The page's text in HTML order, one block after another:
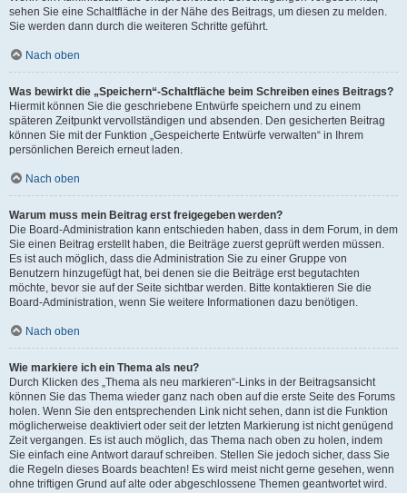
sehen Sie eine Schaltfläche in der Nähe des Beitrags, um diesen zu melden.
Sie werden dann durch die weiteren Schritte geführt.
Nach oben
Was bewirkt die „Speichern“-Schaltfläche beim Schreiben eines Beitrags?
Hiermit können Sie die geschriebene Entwürfe speichern und zu einem
späteren Zeitpunkt vervollständigen und absenden. Den gesicherten Beitrag
können Sie mit der Funktion „Gespeicherte Entwürfe verwalten“ in Ihrem
persönlichen Bereich erneut laden.
Nach oben
Warum muss mein Beitrag erst freigegeben werden?
Die Board-Administration kann entschieden haben, dass in dem Forum, in dem
Sie einen Beitrag erstellt haben, die Beiträge zuerst geprüft werden müssen.
Es ist auch möglich, dass die Administration Sie zu einer Gruppe von
Benutzern hinzugefügt hat, bei denen sie die Beiträge erst begutachten
möchte, bevor sie auf der Seite sichtbar werden. Bitte kontaktieren Sie die
Board-Administration, wenn Sie weitere Informationen dazu benötigen.
Nach oben
Wie markiere ich ein Thema als neu?
Durch Klicken des „Thema als neu markieren“-Links in der Beitragsansicht
können Sie das Thema wieder ganz nach oben auf die erste Seite des Forums
holen. Wenn Sie den entsprechenden Link nicht sehen, dann ist die Funktion
möglicherweise deaktiviert oder seit der letzten Markierung ist nicht genügend
Zeit vergangen. Es ist auch möglich, das Thema nach oben zu holen, indem
Sie einfach eine Antwort darauf schreiben. Stellen Sie jedoch sicher, dass Sie
die Regeln dieses Boards beachten! Es wird meist nicht gerne gesehen, wenn
ohne triftigen Grund auf alte oder abgeschlossene Themen geantwortet wird.